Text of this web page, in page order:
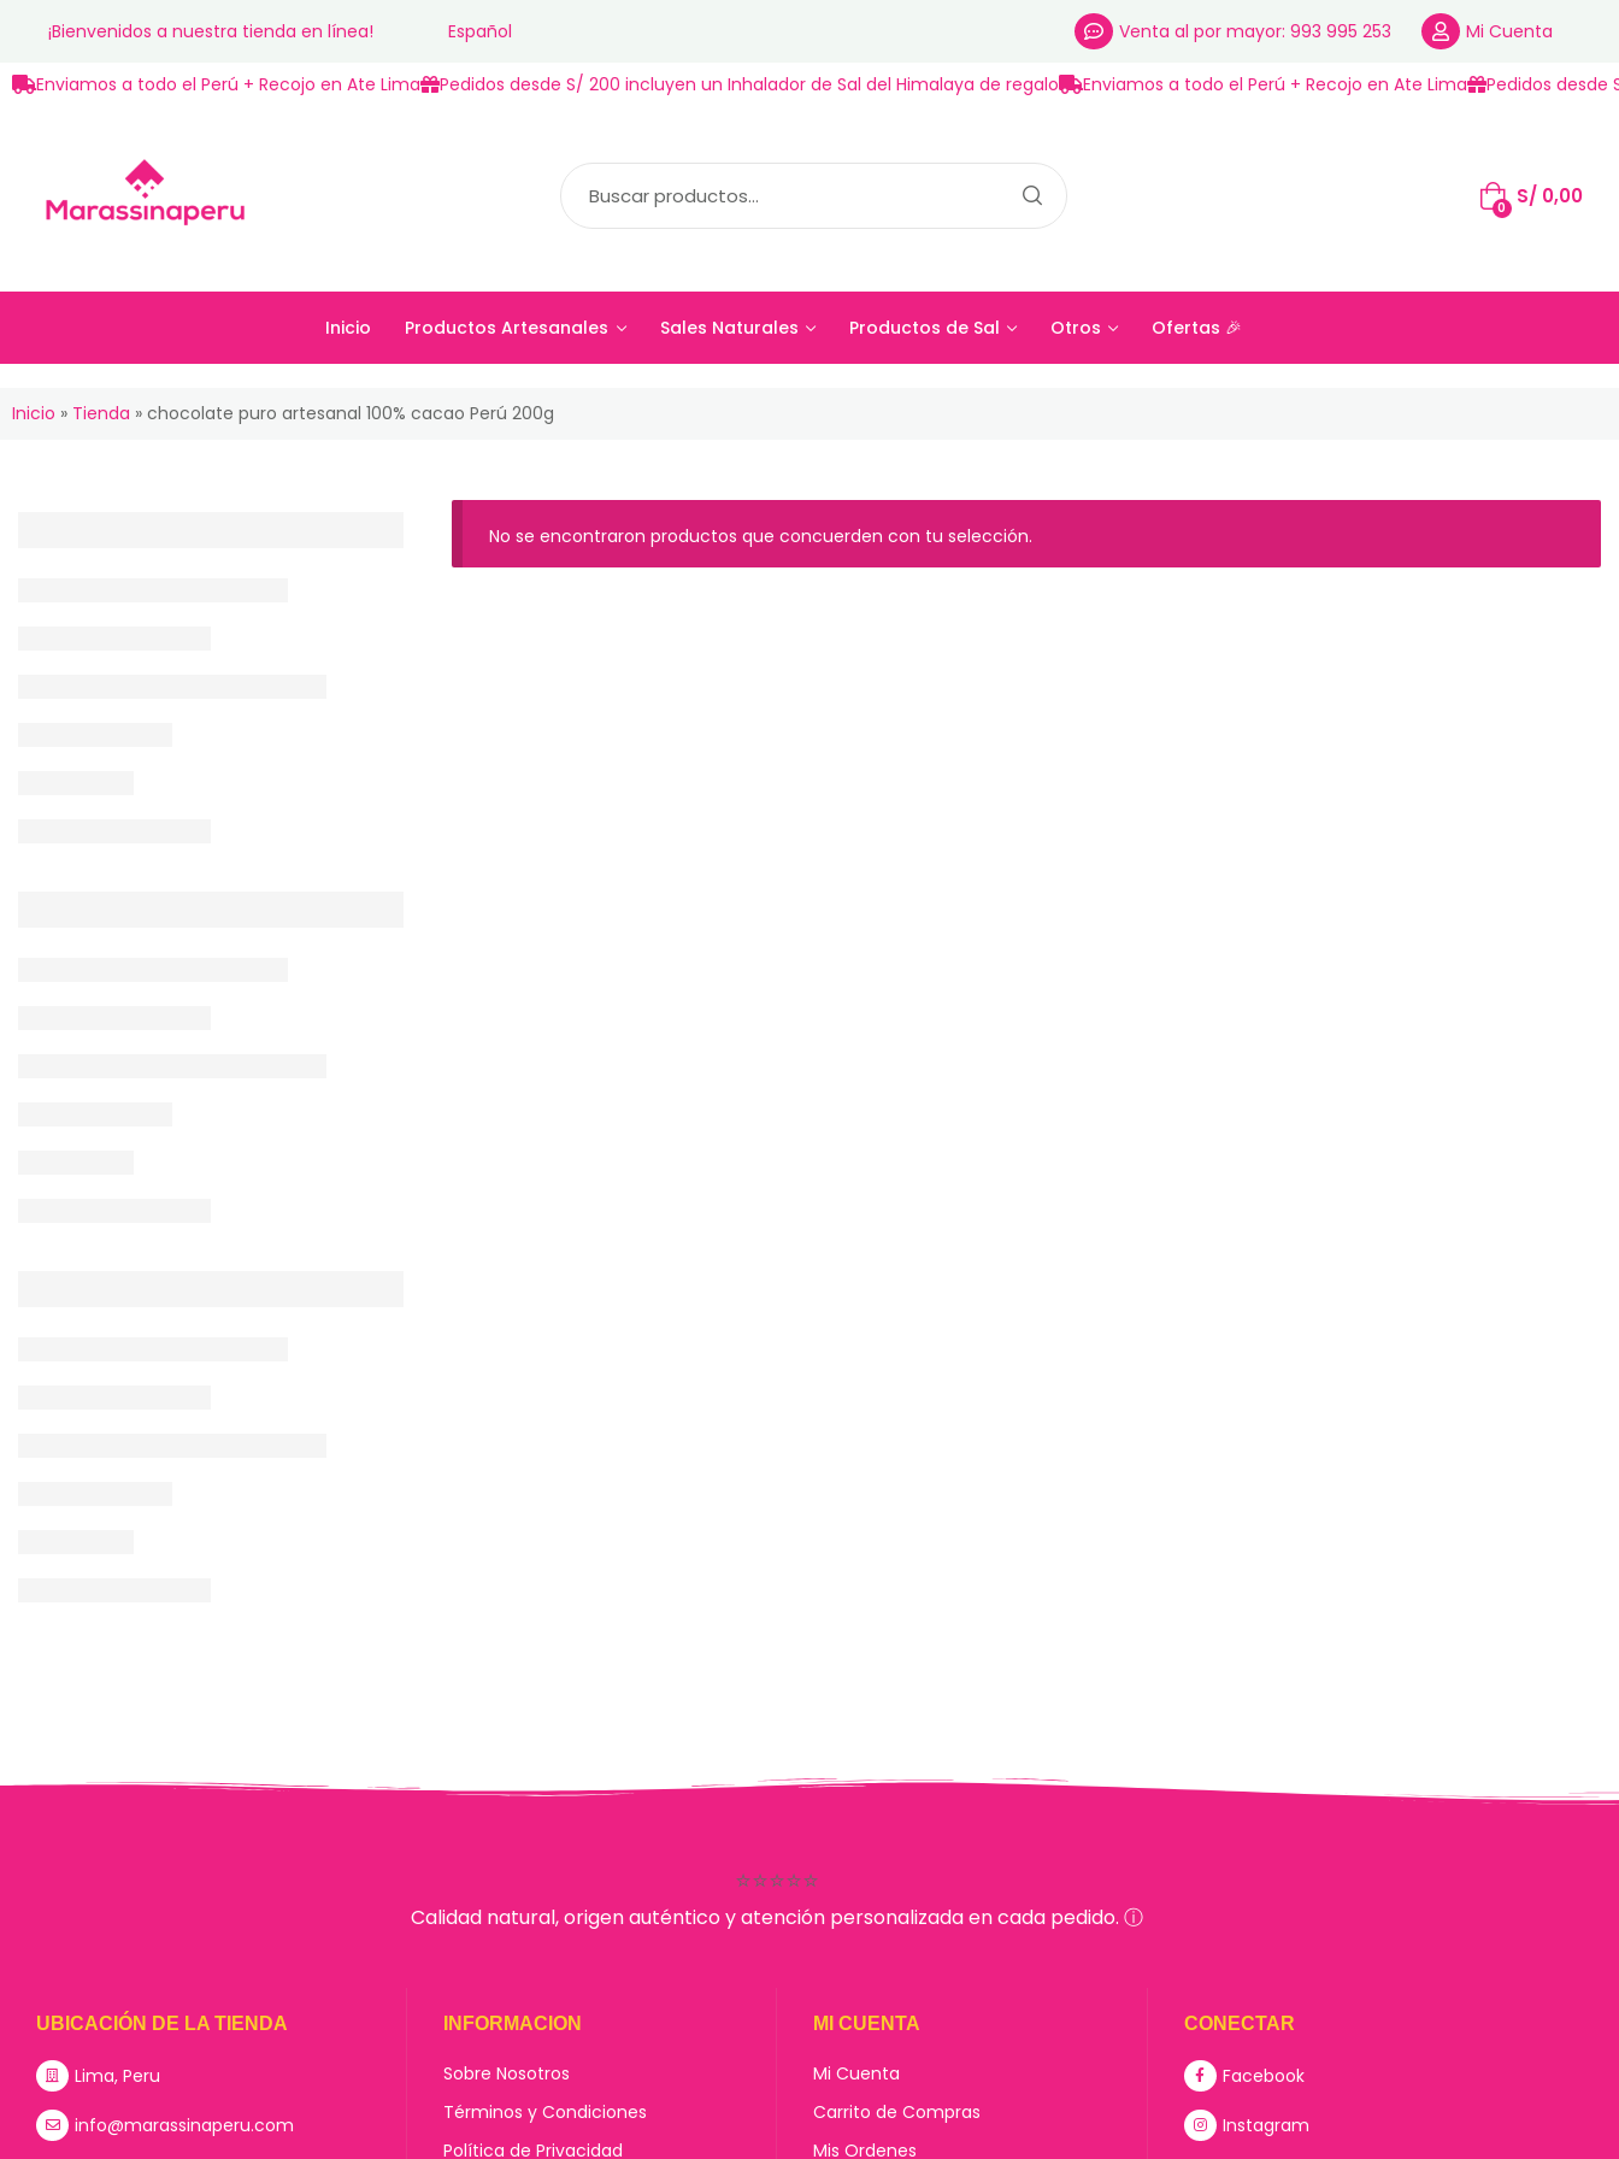
¡Bienvenidos a nuestra tienda en línea! Español Venta al por mayor: 993 995 253 Mi Cuenta
Enviamos a todo el Perú + Recojo en Ate Lima Pedidos desde S/ 200 incluyen un Inhalador de Sal del Himalaya de regalo Enviamos a todo el Perú + Recojo en Ate Lima Pedidos desde
0 S/0,00
Inicio Productos Artesanales Sales Naturales Productos de Sal Otros Ofertas 🎉
Inicio Productos Artesanales Sales Naturales Productos de Sal Otros Ofertas 🎉
Inicio » Tienda » chocolate puro artesanal 100% cacao Perú 200g
No se encontraron productos que concuerden con tu selección.
⭐⭐⭐⭐⭐
Calidad natural, origen auténtico y atención personalizada en cada pedido. ⓘ
UBICACIÓN DE LA TIENDA
Lima, Peru
info@marassinaperu.com
INFORMACION
Sobre Nosotros
Términos y Condiciones
Política de Privacidad
MI CUENTA
Mi Cuenta
Carrito de Compras
Mis Ordenes
CONECTAR
Facebook
Instagram